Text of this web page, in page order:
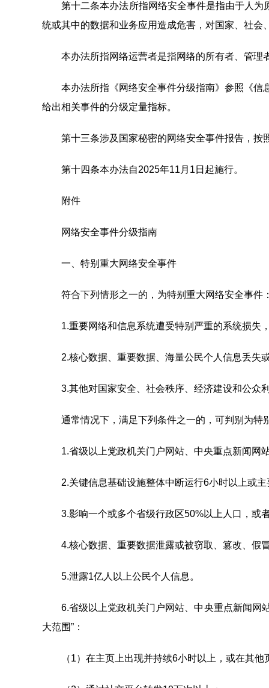
第十二条本办法所指网络安全事件是指由于人为
统或其中的数据和业务应用造成危害，对国家、社会
本办法所指网络运营者是指网络的所有者、管理
本办法所指《网络安全事件分级指南》参照《信
给出相关事件的分级定量指标。
第十三条涉及国家秘密的网络安全事件报告，按
第十四条本办法自2025年11月1日起施行。
附件
网络安全事件分级指南
一、特别重大网络安全事件
符合下列情形之一的，为特别重大网络安全事件
1.重要网络和信息系统遭受特别严重的系统损失
2.核心数据、重要数据、海量公民个人信息丢失
3.其他对国家安全、社会秩序、经济建设和公众
通常情况下，满足下列条件之一的，可判别为特
1.省级以上党政机关门户网站、中央重点新闻网
2.关键信息基础设施整体中断运行6小时以上或主
3.影响一个或多个省级行政区50%以上人口，或者
4.核心数据、重要数据泄露或被窃取、篡改、假
5.泄露1亿人以上公民个人信息。
6.省级以上党政机关门户网站、中央重点新闻网站
大范围”：
（1）在主页上出现并持续6小时以上，或在其他